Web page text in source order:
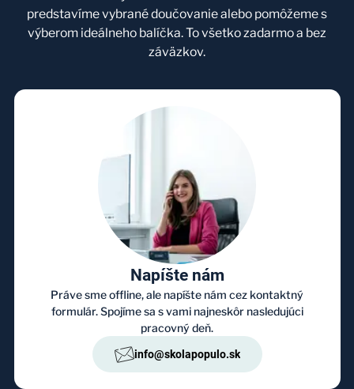
predstavíme vybrané doučovanie alebo pomôžeme s
výberom ideálneho balíčka. To všetko zadarmo a bez
záväzkov.
Napíšte nám
Práve sme offline, ale napíšte nám cez kontaktný
formulár. Spojíme sa s vami najneskôr nasledujúci
pracovný deň.
info@skolapopulo.sk